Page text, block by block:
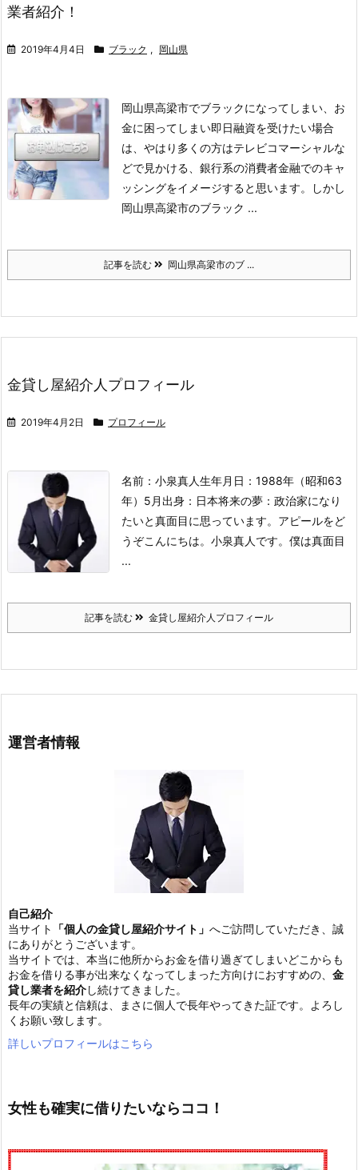
業者紹介！
2019年4月4日 ブラック , 岡山県
岡山県高梁市でブラックになってしまい、お
金に困ってしまい即日融資を受けたい場合
は、やはり多くの方はテレビコマーシャルな
どで見かける、銀行系の消費者金融でのキャ
ッシングをイメージすると思います。
しかし
岡山県高梁市のブラック ...
記事を読む 岡山県高梁市のブ ...
金貸し屋紹介人プロフィール
2019年4月2日 プロフィール
名前：小泉真人生年月日：1988年（昭和63
年）5月出身：日本将来の夢：政治家になり
たいと真面目に思っています。 アピールをど
うぞこんにちは。小泉真人です。僕は真面目
...
記事を読む 金貸し屋紹介人プロフィール
運営者情報
自己紹介
当サイト
「個人の金貸し屋紹介サイト」 へご訪問していただき、誠
にありがとうございます。
当サイトでは、本当に他所からお金を借り過ぎてしまいどこからも
お金を借りる事が出来なくなってしまった方向けにおすすめの、 金
貸し業者を紹介し続けてきました。
長年の実績と信頼は、まさに個人で長年やってきた証です。よろし
くお願い致します。
詳しいプロフィールはこちら
女性も確実に借りたいならココ！